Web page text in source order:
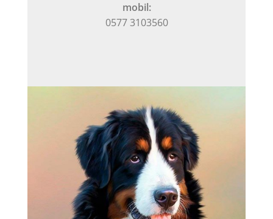
mobil:
0577 3103560